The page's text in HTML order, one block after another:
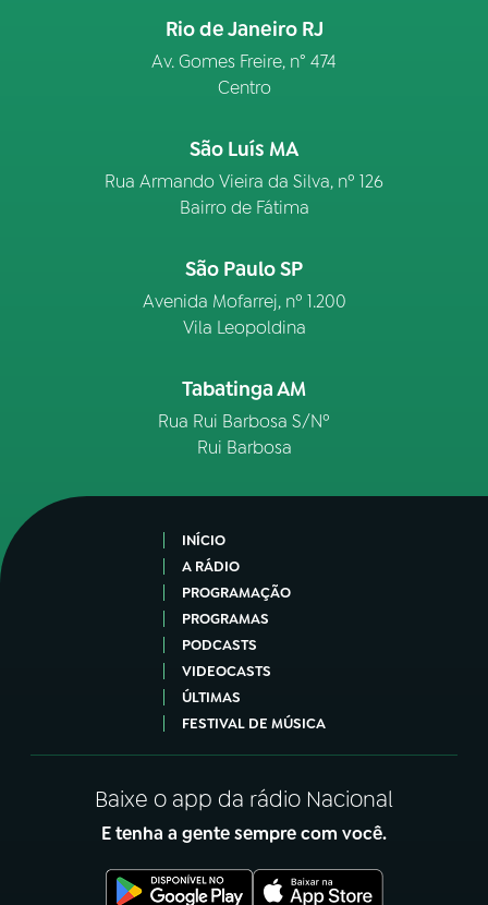
Rio de Janeiro RJ
Av. Gomes Freire, n° 474
Centro
São Luís MA
Rua Armando Vieira da Silva, nº 126
Bairro de Fátima
São Paulo SP
Avenida Mofarrej, nº 1.200
Vila Leopoldina
Tabatinga AM
Rua Rui Barbosa S/Nº
Rui Barbosa
INÍCIO
A RÁDIO
PROGRAMAÇÃO
PROGRAMAS
PODCASTS
VIDEOCASTS
ÚLTIMAS
FESTIVAL DE MÚSICA
Baixe o app da rádio Nacional
E tenha a gente sempre com você.